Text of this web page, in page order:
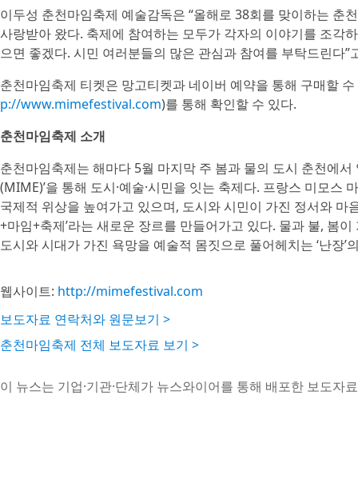
이두성 춘천마임축제 예술감독은 “올해로 38회를 맞이하는
사랑받아 왔다. 축제에 참여하는 모두가 각자의 이야기를 조각
으면 좋겠다. 시민 여러분들의 많은 관심과 참여를 부탁드린다”
춘천마임축제 티켓은 망고티켓과 네이버 예약을 통해 구매할
p://www.mimefestival.com)를 통해 확인할 수 있다.
춘천마임축제 소개
춘천마임축제는 해마다 5월 마지막 주 봄과 물의 도시 춘천에
(MIME)’을 통해 도시·예술·시민을 잇는 축제다. 프랑스 미모
국제적 위상을 높여가고 있으며, 도시와 시민이 가진 정서와 마
+마임+축제’라는 새로운 장르를 만들어가고 있다. 물과 불, 봄
도시와 시대가 가진 욕망을 예술적 몸짓으로 풀어헤치는 ‘난장’
웹사이트: http://mimefestival.com
보도자료 연락처와 원문보기 >
춘천마임축제 전체 보도자료 보기 >
이 뉴스는 기업·기관·단체가 뉴스와이어를 통해 배포한 보도자